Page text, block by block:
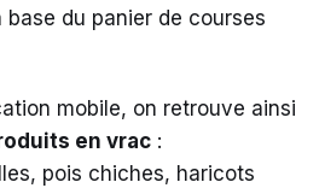
du panier de courses
mobile, on retrouve ainsi
en vrac :
pois chiches, haricots